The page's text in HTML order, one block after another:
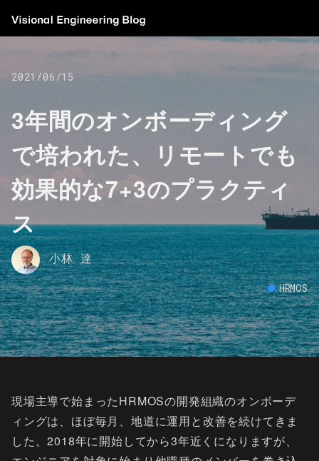
2021/06/15
3年間のオンボーディング
で培われた、リモートでも
効果的な7+3のプラクティ
ス
小林 達
HRMOS
現場主導で始まったHRMOSの開発組織のオンボーデ
ィングは、ほぼ毎月、地道に運用と改善を続けてきま
した。2018年に開始してから3年近くになりますが、